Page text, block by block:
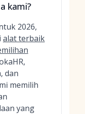
kami?
2026,
alat terbaik
dan
memilih
yang